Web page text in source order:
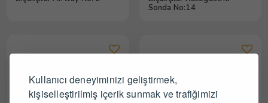
Kullanıcı deneyiminizi geliştirmek,
kişiselleştirilmiş içerik sunmak ve trafiğimizi
Sonda No:14